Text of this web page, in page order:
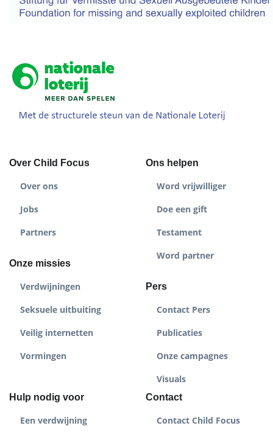
Over Child Focus
Over ons
Jobs
Partners
Onze missies
Verdwijningen
Seksuele uitbuiting
Veilig internetten
Vormingen
Ons helpen
Word vrijwilliger
Doe een gift
Testament
Word partner
Pers
Contact Pers
Publicaties
Onze campagnes
Visuals
Hulp nodig voor
Een verdwijning
Contact
Contact Child Focus